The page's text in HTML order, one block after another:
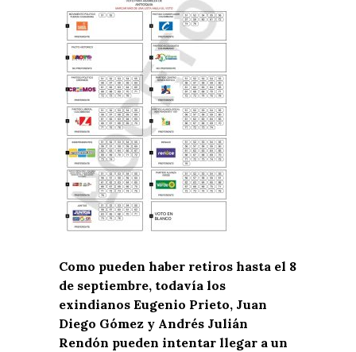
Como pueden haber retiros hasta el 8
de septiembre, todavía los
exindianos Eugenio Prieto, Juan
Diego Gómez y Andrés Julián
Rendón pueden intentar llegar a un